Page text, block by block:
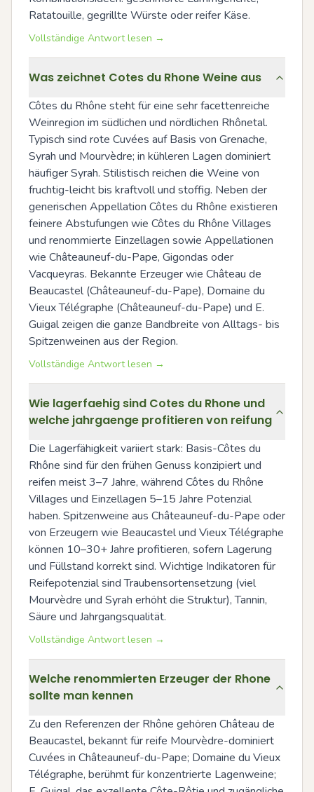
Ratatouille, gegrillte Würste oder reifer Käse.
Vollständige Antwort lesen →
Was zeichnet Cotes du Rhone Weine aus
Côtes du Rhône steht für eine sehr facettenreiche
Weinregion im südlichen und nördlichen Rhônetal.
Typisch sind rote Cuvées auf Basis von Grenache,
Syrah und Mourvèdre; in kühleren Lagen dominiert
häufiger Syrah. Stilistisch reichen die Weine von
fruchtig-leicht bis kraftvoll und stoffig. Neben der
generischen Appellation Côtes du Rhône existieren
feinere Abstufungen wie Côtes du Rhône Villages
und renommierte Einzellagen sowie Appellationen
wie Châteauneuf-du-Pape, Gigondas oder
Vacqueyras. Bekannte Erzeuger wie Château de
Beaucastel (Châteauneuf-du-Pape), Domaine du
Vieux Télégraphe (Châteauneuf-du-Pape) und E.
Guigal zeigen die ganze Bandbreite von Alltags- bis
Spitzenweinen aus der Region.
Vollständige Antwort lesen →
Wie lagerfaehig sind Cotes du Rhone und
welche jahrgaenge profitieren von reifung
Die Lagerfähigkeit variiert stark: Basis-Côtes du
Rhône sind für den frühen Genuss konzipiert und
reifen meist 3–7 Jahre, während Côtes du Rhône
Villages und Einzellagen 5–15 Jahre Potenzial
haben. Spitzenweine aus Châteauneuf-du-Pape oder
von Erzeugern wie Beaucastel und Vieux Télégraphe
können 10–30+ Jahre profitieren, sofern Lagerung
und Füllstand korrekt sind. Wichtige Indikatoren für
Reifepotenzial sind Traubensortensetzung (viel
Mourvèdre und Syrah erhöht die Struktur), Tannin,
Säure und Jahrgangsqualität.
Vollständige Antwort lesen →
Welche renommierten Erzeuger der Rhone
sollte man kennen
Zu den Referenzen der Rhône gehören Château de
Beaucastel, bekannt für reife Mourvèdre-dominiert
Cuvées in Châteauneuf-du-Pape; Domaine du Vieux
Télégraphe, berühmt für konzentrierte Lagenweine;